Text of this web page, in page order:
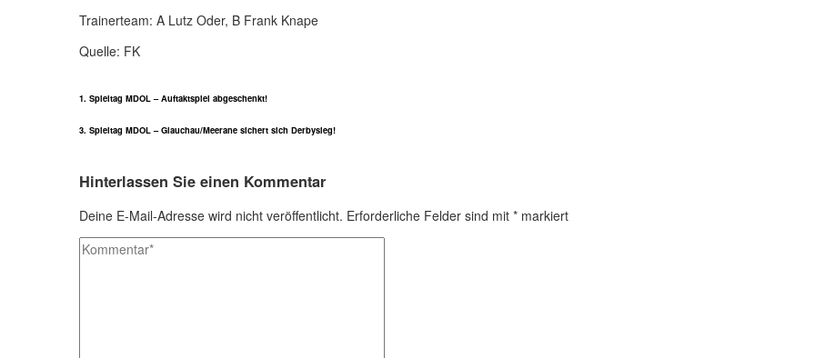
Trainerteam: A Lutz Oder, B Frank Knape
Quelle: FK
1. Spieltag MDOL – Auftaktspiel abgeschenkt!
3. Spieltag MDOL – Glauchau/Meerane sichert sich Derbysieg!
Hinterlassen Sie einen Kommentar
Deine E-Mail-Adresse wird nicht veröffentlicht. Erforderliche Felder sind mit * markiert